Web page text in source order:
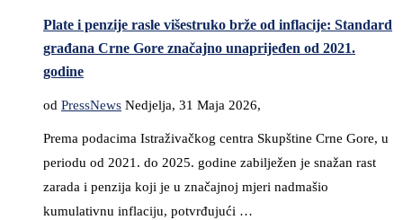
Plate i penzije rasle višestruko brže od inflacije: Standard
građana Crne Gore značajno unaprijeđen od 2021.
godine
od PressNews Nedjelja, 31 Maja 2026,
Prema podacima Istraživačkog centra Skupštine Crne Gore, u
periodu od 2021. do 2025. godine zabilježen je snažan rast
zarada i penzija koji je u značajnoj mjeri nadmašio
kumulativnu inflaciju, potvrđujući …